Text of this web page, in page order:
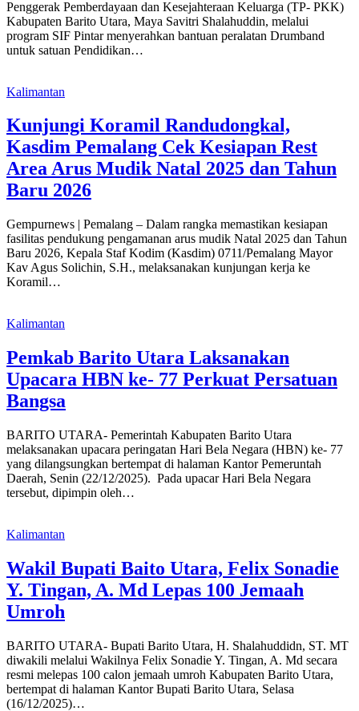
Penggerak Pemberdayaan dan Kesejahteraan Keluarga (TP- PKK)
Kabupaten Barito Utara, Maya Savitri Shalahuddin, melalui
program SIF Pintar menyerahkan bantuan peralatan Drumband
untuk satuan Pendidikan…
Kalimantan
Kunjungi Koramil Randudongkal,
Kasdim Pemalang Cek Kesiapan Rest
Area Arus Mudik Natal 2025 dan Tahun
Baru 2026
Gempurnews | Pemalang – Dalam rangka memastikan kesiapan
fasilitas pendukung pengamanan arus mudik Natal 2025 dan Tahun
Baru 2026, Kepala Staf Kodim (Kasdim) 0711/Pemalang Mayor
Kav Agus Solichin, S.H., melaksanakan kunjungan kerja ke
Koramil…
Kalimantan
Pemkab Barito Utara Laksanakan
Upacara HBN ke- 77 Perkuat Persatuan
Bangsa
BARITO UTARA- Pemerintah Kabupaten Barito Utara
melaksanakan upacara peringatan Hari Bela Negara (HBN) ke- 77
yang dilangsungkan bertempat di halaman Kantor Pemeruntah
Daerah, Senin (22/12/2025). Pada upacar Hari Bela Negara
tersebut, dipimpin oleh…
Kalimantan
Wakil Bupati Baito Utara, Felix Sonadie
Y. Tingan, A. Md Lepas 100 Jemaah
Umroh
BARITO UTARA- Bupati Barito Utara, H. Shalahuddidn, ST. MT
diwakili melalui Wakilnya Felix Sonadie Y. Tingan, A. Md secara
resmi melepas 100 calon jemaah umroh Kabupaten Barito Utara,
bertempat di halaman Kantor Bupati Barito Utara, Selasa
(16/12/2025)…